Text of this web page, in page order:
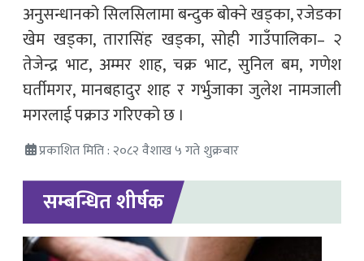
अनुसन्धानको सिलसिलामा बन्दुक बोक्ने खड्का, रजेडका
खेम खड्का, तारासिंह खड्का, सोही गाउँपालिका– २
तेजेन्द्र भाट, अम्मर शाह, चक्र भाट, सुनिल बम, गणेश
घर्तीमगर, मानबहादुर शाह र गर्भुजाका जुलेश नामजाली
मगरलाई पक्राउ गरिएको छ ।
प्रकाशित मिति : २०८२ वैशाख ५ गते शुक्रबार
सम्बन्धित शीर्षक